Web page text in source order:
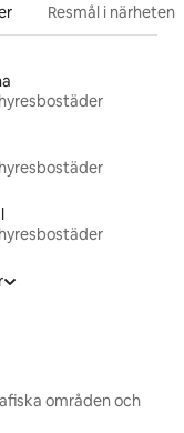
Resmål i närheten
områden och